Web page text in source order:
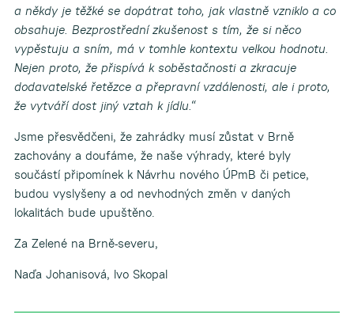
a někdy je těžké se dopátrat toho, jak vlastně vzniklo a co
obsahuje. Bezprostřední zkušenost s tím, že si něco
vypěstuju a sním, má v tomhle kontextu velkou hodnotu.
Nejen proto, že přispívá k soběstačnosti a zkracuje
dodavatelské řetězce a přepravní vzdálenosti, ale i proto,
že vytváří dost jiný vztah k jídlu.“
Jsme přesvědčeni, že zahrádky musí zůstat v Brně
zachovány a doufáme, že naše výhrady, které byly
součástí připomínek k Návrhu nového ÚPmB či petice,
budou vyslyšeny a od nevhodných změn v daných
lokalitách bude upuštěno.
Za Zelené na Brně-severu,
Naďa Johanisová, Ivo Skopal